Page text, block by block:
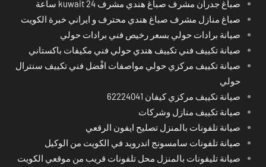
صباغ جدران مشرف صباغ هندي مشرف kuwait 24 ساعة
صباغ منازل مشرف صباغ هندي محترف و ايراني خبرة الكويت
صيانة برادات حولي بسعر رخيص فني برادات حولي
صيانة تكييف فني تكييف هندي حولي فني مكيفات باكستاني
صيانة تكييف مركزي حولي مواصفات افْضل فني تكييف سنترال
حولي
صيانة تكييف مركزي كيفان 62224041
صيانة تكييف منازل وشركات
صيانة تلفونات بالمنزل تصليح ايفون الرقعي
صيانة تلفونات سامسونج اندرويد في الكويت من الوكيل
صيانة تليفونات بالمنزل محل تلفونات قريب من موقعي الكويت